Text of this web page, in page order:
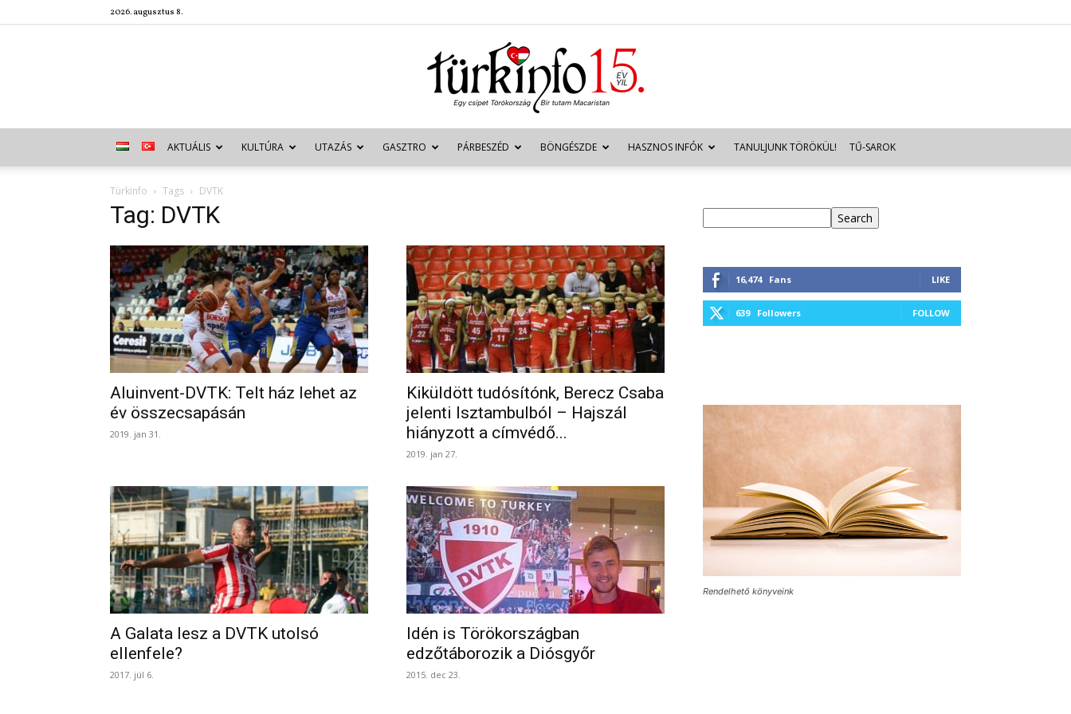
2026. augusztus 8.
Türkinfo
AKTUÁLIS KULTÚRA UTAZÁS GASZTRO PÁRBESZÉD BÖNGÉSZDE HASZNOS INFÓK TANULJUNK TÖRÖKÜL! TŰ-SAROK
Türkinfo Tags DVTK
Tag: DVTK
Aluinvent-DVTK: Telt ház lehet az
év összecsapásán
2019. jan 31.
Kiküldött tudósítónk, Berecz Csaba
jelenti Isztambulból – Hajszál
hiányzott a címvédő...
2019. jan 27.
A Galata lesz a DVTK utolsó
ellenfele?
2017. júl 6.
Idén is Törökországban
edzőtáborozik a Diósgyőr
2015. dec 23.
Search
16,474 Fans LIKE
639 Followers FOLLOW
Rendelhető könyveink